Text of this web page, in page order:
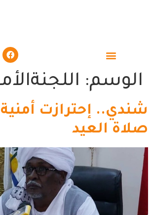
الوسم:
شندي.. إحترازت
صلاة العيد